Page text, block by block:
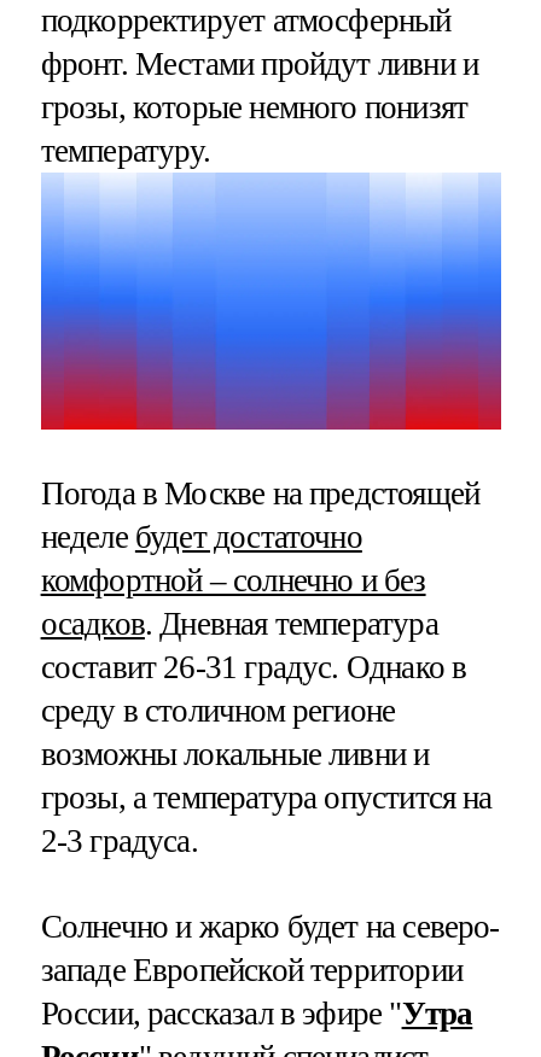
подкорректирует атмосферный
фронт. Местами пройдут ливни и
грозы, которые немного понизят
температуру.
Погода в Москве на предстоящей
неделе будет достаточно
комфортной – солнечно и без
осадков. Дневная температура
составит 26-31 градус. Однако в
среду в столичном регионе
возможны локальные ливни и
грозы, а температура опустится на
2-3 градуса.
Солнечно и жарко будет на северо-
западе Европейской территории
России, рассказал в эфире "Утра